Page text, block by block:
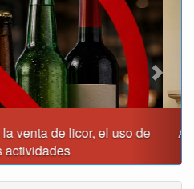
convertir a Tunja en
y Turístico"